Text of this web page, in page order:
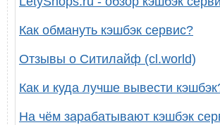
Как обмануть кэшбэк сервис?
Отзывы о Ситилайф (cl.world)
Как и куда лучше вывести
На чём зарабатывают кэшбэк